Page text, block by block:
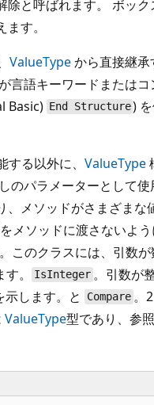
と呼ばれます。 ボッ
す。
ValueTypeから直接継承
言語キーワードまたは
Basic) End Structure)
る以外に、 ValueType
のパラメーターとして
メソッドがさまざまな
メソッドに渡さないよ
このクラスには、引数
。 IsInteger 。引数が
します。と Compare 。
ValueType型であり、参